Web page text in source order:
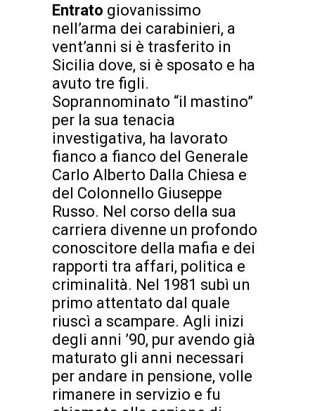
Entrato giovanissimo
nell’arma dei carabinieri, a
vent’anni si è trasferito in
Sicilia dove, si è sposato e ha
avuto tre figli.
Soprannominato “il mastino”
per la sua tenacia
investigativa, ha lavorato
fianco a fianco del Generale
Carlo Alberto Dalla Chiesa e
del Colonnello Giuseppe
Russo. Nel corso della sua
carriera divenne un profondo
conoscitore della mafia e dei
rapporti tra affari, politica e
criminalità. Nel 1981 subì un
primo attentato dal quale
riuscì a scampare. Agli inizi
degli anni ’90, pur avendo già
maturato gli anni necessari
per andare in pensione, volle
rimanere in servizio e fu